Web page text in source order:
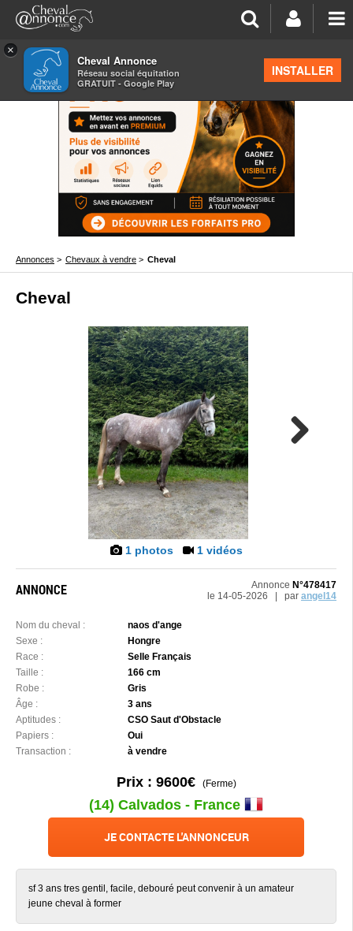
×
Cheval Annonce
Réseau social équitation
GRATUIT - Google Play
INSTALLER
Annonces > Chevaux à vendre > Cheval
Cheval
1 photos 1 vidéos
ANNONCE Annonce N°478417
le 14-05-2026 | par angel14
Nom du cheval :
naos d'ange
Sexe :
Hongre
Race :
Selle Français
Taille :
166 cm
Robe :
Gris
Âge :
3 ans
Aptitudes :
CSO Saut d'Obstacle
Papiers :
Oui
Transaction :
à vendre
Prix : 9600€(Ferme)
(14) Calvados - France
JE CONTACTE L'ANNONCEUR
sf 3 ans tres gentil, facile, debouré peut convenir à un amateur
jeune cheval à former